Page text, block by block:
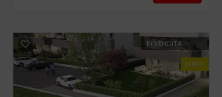
IN VENDITA
LUSSO